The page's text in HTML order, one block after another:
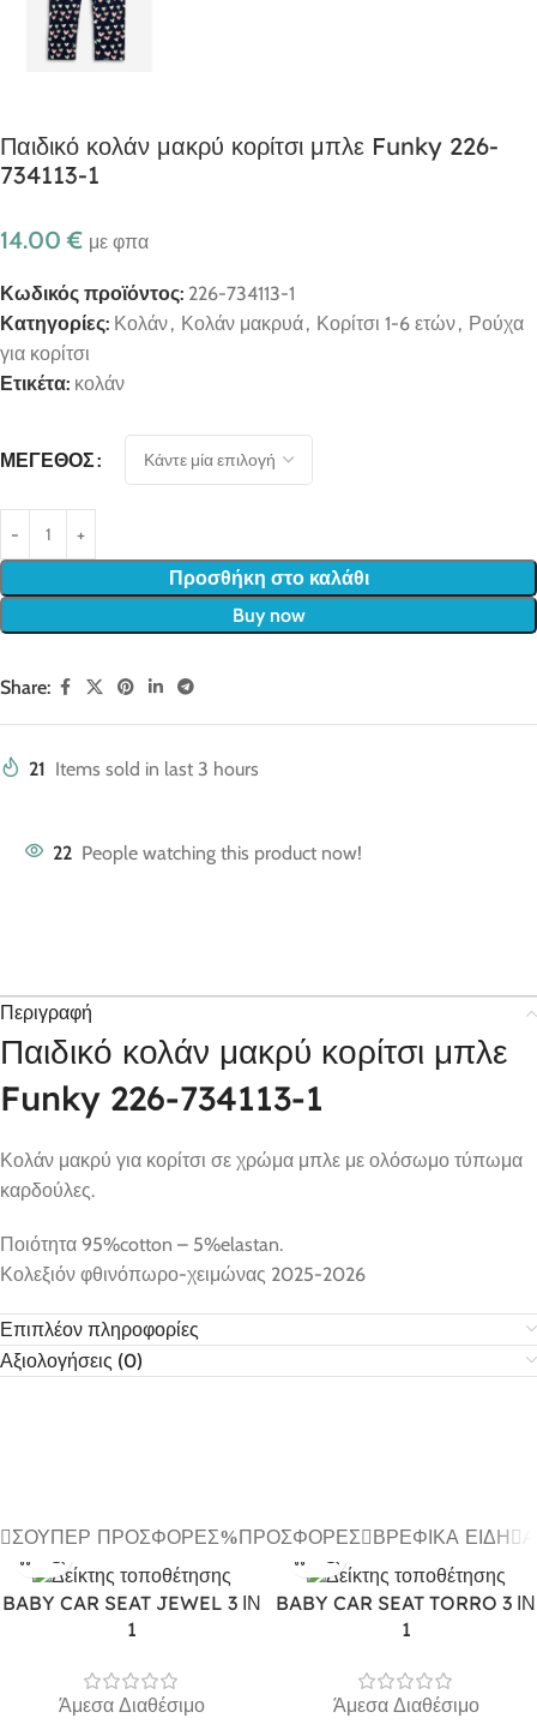
Παιδικό κολάν μακρύ κορίτσι μπλε Funky 226-
734113-1
14.00€ με φπα
Κωδικός προϊόντος: 226-734113-1
Κατηγορίες: Κολάν, Κολάν μακρυά, Κορίτσι 1-6 ετών, Ρούχα
για κορίτσι
Ετικέτα: κολάν
ΜΈΓΕΘΟΣ
Προσθήκη στο καλάθι
Buy now
Share:
21 Items sold in last 3 hours
22 People watching this product now!
Περιγραφή
Παιδικό κολάν μακρύ κορίτσι μπλε
Funky 226-734113-1
Κολάν μακρύ για κορίτσι σε χρώμα μπλε με ολόσωμο τύπωμα
καρδούλες.
Ποιότητα 95%cotton – 5%elastan.
Κολεξιόν φθινόπωρο-χειμώνας 2025-2026
Επιπλέον πληροφορίες
Αξιολογήσεις (0)
ΣΟΎΠΕΡ ΠΡΟΣΦΟΡΈΣ ΠΡΟΣΦΟΡΈΣ ΒΡΕΦΙΚΆ ΕΊΔΗ
BABY CAR SEAT JEWEL 3 ΙΝ
1
Άμεσα Διαθέσιμο
BABY CAR SEAT TORRO 3 ΙΝ
1
Άμεσα Διαθέσιμο